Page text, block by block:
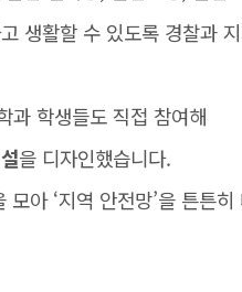
생활할 수 있도록 경찰과
과 학생들도 직접 참여해
을 디자인했습니다.
모아 ‘지역 안전망’을 튼튼